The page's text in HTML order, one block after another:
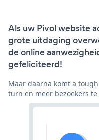
Als uw Pivol website
grote uitdaging
de online
gefeliciteerd!
Maar daarna komt a
turn en meer bezoekers